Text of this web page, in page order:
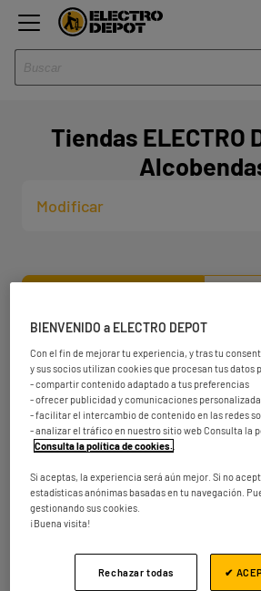
Tiendas ELECTRO
Modificar
1
24.29
km
ELECTRO DEPOT
Av. Puerta del Sol, 2,
28918 Leganés, Madrid
Cerrado actualmente
Más
ELECTRO DEPOT
BIENVENIDO a ELECTRO DEPOT
Con el fin de mejorar tu experiencia, y tras tu
y sus socios utilizan cookies que procesan tus datos
- compartir contenido adaptado a tus preferencias
- ofrecer publicidad y comunicaciones
- facilitar el intercambio de contenido en las redes
- analizar el tráfico en nuestro sitio web Consulta la
Consulta la política de cookies.
Si aceptas, la experiencia será aún mejor. Si no
estadísticas anónimas basadas en tu navegación.
gestionando sus cookies.
¡Buena visita!
Rechazar todas ✔